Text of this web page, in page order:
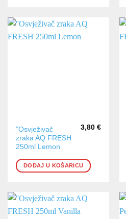
”Osvježivač
zraka AQ FRESH
250ml Lemon
3,80 €
DODAJ U KOŠARICU